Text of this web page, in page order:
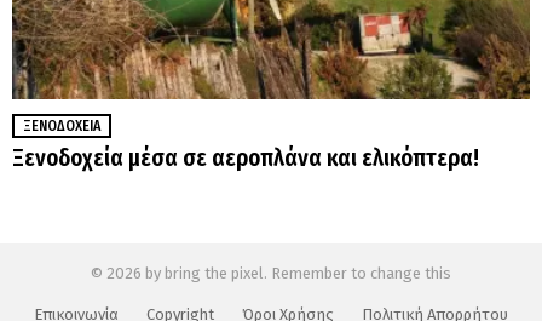
ΞΕΝΟΔΟΧΕΊΑ
Ξενοδοχεία μέσα σε αεροπλάνα και ελικόπτερα!
© 2026 by bring the pixel. Remember to change this
Επικοινωνία Copyright Όροι Χρήσης Πολιτική Απορρήτου